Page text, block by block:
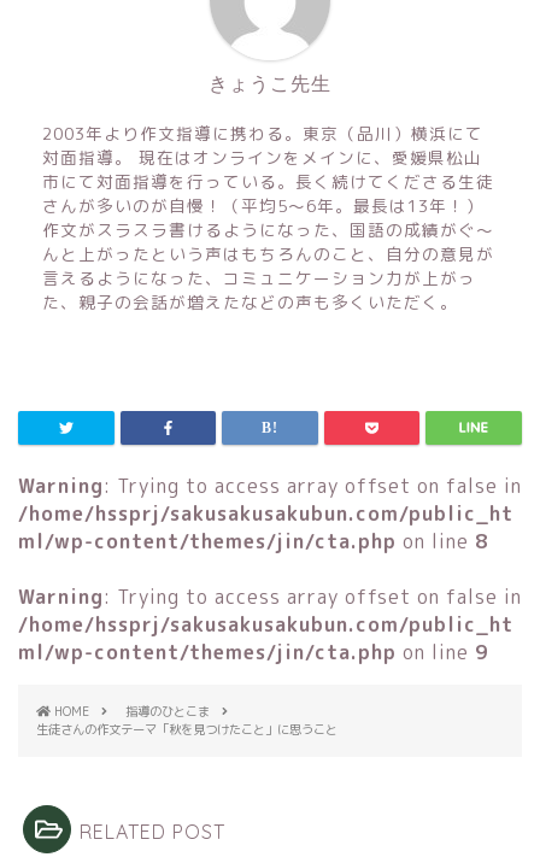
きょうこ先生
2003年より作文指導に携わる。東京（品川）横浜にて
対面指導。 現在はオンラインをメインに、愛媛県松山
市にて対面指導を行っている。長く続けてくださる生徒
さんが多いのが自慢！（平均5〜6年。最長は13年！）
作文がスラスラ書けるようになった、国語の成績がぐ〜
んと上がったという声はもちろんのこと、自分の意見が
言えるようになった、コミュニケーション力が上がっ
た、親子の会話が増えたなどの声も多くいただく。
Warning: Trying to access array offset on false in
/home/hssprj/sakusakusakubun.com/public_ht
ml/wp-content/themes/jin/cta.php on line 8
Warning: Trying to access array offset on false in
/home/hssprj/sakusakusakubun.com/public_ht
ml/wp-content/themes/jin/cta.php on line 9
HOME
指導のひとこま
生徒さんの作文テーマ「秋を見つけたこと」に思うこと
RELATED POST